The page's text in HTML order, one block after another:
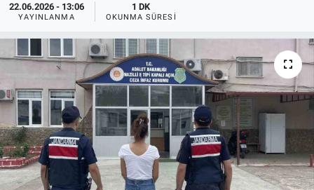
22.06.2026 - 13:06
YAYINLANMA
1 DK
OKUNMA SÜRESI